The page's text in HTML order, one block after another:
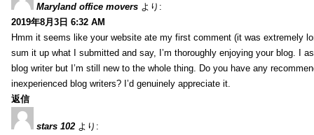
Maryland office movers より:
2019年8月3日 6:32 AM
Hmm it seems like your website ate my first comment (it was extremely
sum it up what I submitted and say, I’m thoroughly enjoying your blog. I
blog writer but I’m still new to the whole thing. Do you have any
inexperienced blog writers? I’d genuinely appreciate it.
返信
stars 102 より: